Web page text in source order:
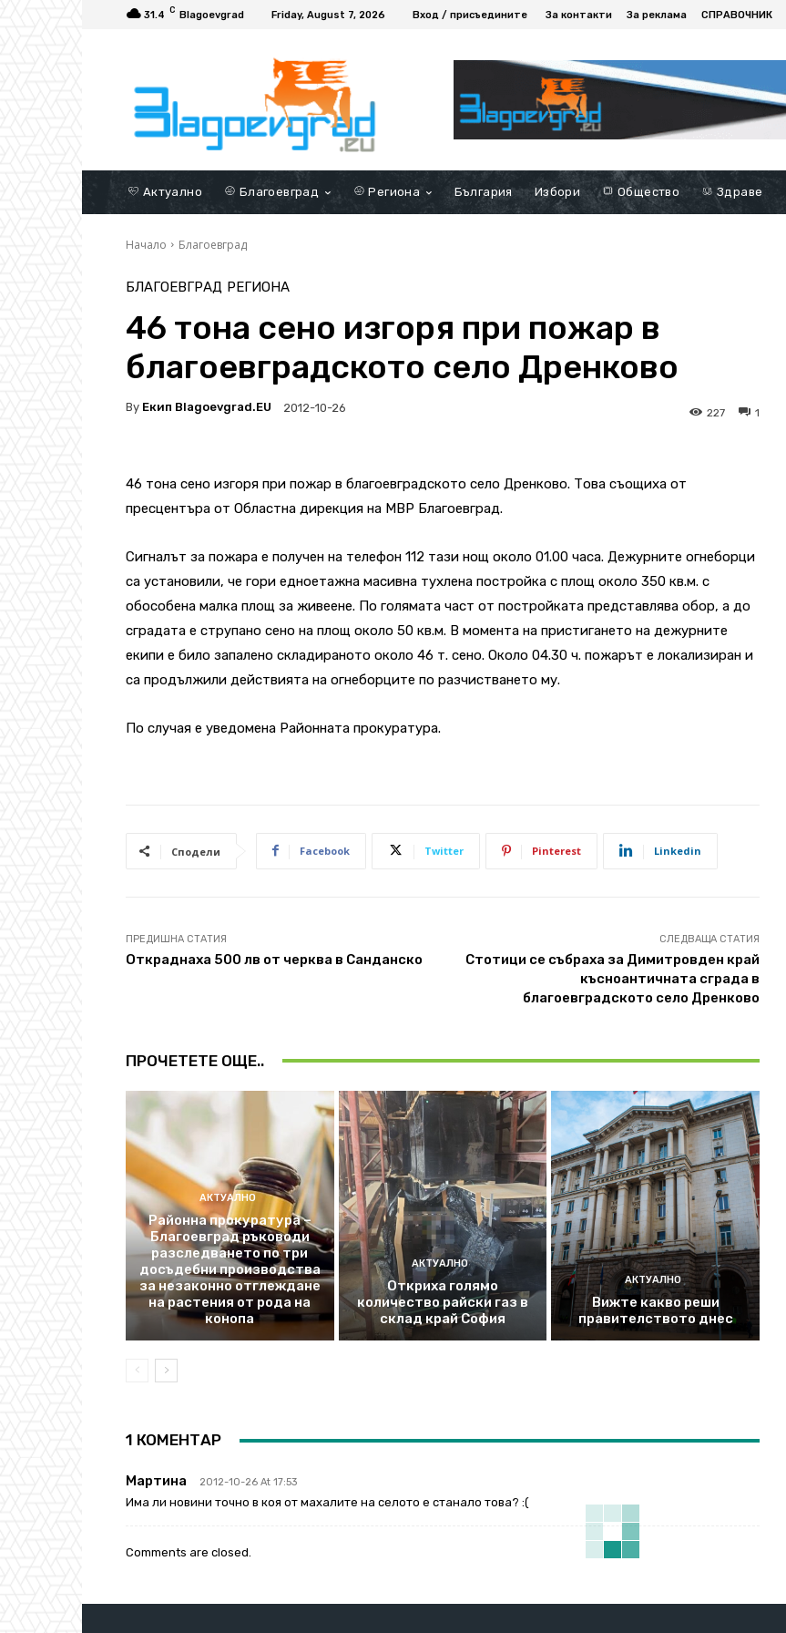
31.4 C Blagoevgrad Friday, August 7, 2026 Вход / присъедините За контакти За реклама СПРАВОЧНИК
Актуално Благоевград Региона България Избори Общество Здраве
Начало Благоевград
БЛАГОЕВГРАД РЕГИОНА
46 тона сено изгоря при пожар в
благоевградското село Дренково
By Екип Blagoevgrad.EU 2012-10-26 1
227
46 тона сено изгоря при пожар в благоевградското село Дренково. Това съощиха от
пресцентъра от Областна дирекция на МВР Благоевград.
Сигналът за пожара е получен на телефон 112 тази нощ около 01.00 часа. Дежурните огнеборци
са установили, че гори едноетажна масивна тухлена постройка с площ около 350 кв.м. с
обособена малка площ за живеене. По голямата част от постройката представлява обор, а до
сградата е струпано сено на площ около 50 кв.м. В момента на пристигането на дежурните
екипи е било запалено складираното около 46 т. сено. Около 04.30 ч. пожарът е локализиран и
са продължили действията на огнеборците по разчистването му.
По случая е уведомена Районната прокуратура.
Сподели Facebook Twitter Pinterest Linkedin
ПРЕДИШНА СТАТИЯ
Откраднаха 500 лв от черква в Санданско
СЛЕДВАЩА СТАТИЯ
Стотици се събраха за Димитровден край
късноантичната сграда в
благоевградското село Дренково
ПРОЧЕТЕТЕ ОЩЕ..
АКТУАЛНО
Районна прокуратура –
Благоевград ръководи
разследването по три
досъдебни производства
за незаконно отглеждане
на растения от рода на
конопа
АКТУАЛНО
Откриха голямо
количество райски газ в
склад край София
АКТУАЛНО
Вижте какво реши
правителството днес
1 КОМЕНТАР
Мартина 2012-10-26 At 17:53
Има ли новини точно в коя от махалите на селото е станало това? :(
Comments are closed.